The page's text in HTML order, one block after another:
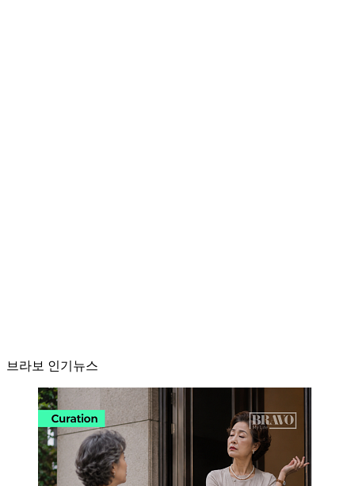
브라보 인기뉴스